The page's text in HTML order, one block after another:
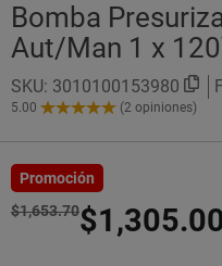
Bomba
Aut/Man 1 x
SKU: 3010100153980
5.00
5.00
Estrellas!
(2 opiniones)
Promoción
$1,653.70